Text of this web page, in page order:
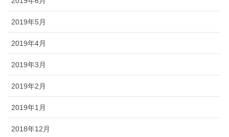
2019年5月
2019年4月
2019年3月
2019年2月
2019年1月
2018年12月